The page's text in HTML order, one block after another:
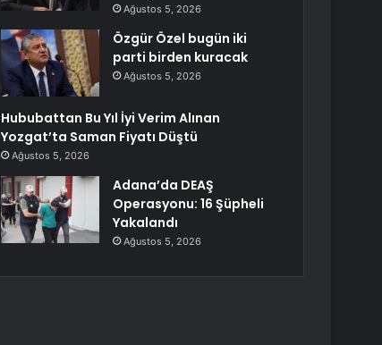
Ağustos 5, 2026
Özgür Özel bugün iki
parti birden kuracak
Ağustos 5, 2026
Hububattan Bu Yıl İyi Verim Alınan
Yozgat’ta Saman Fiyatı Düştü
Ağustos 5, 2026
Adana’da DEAŞ
Operasyonu: 16 Şüpheli
Yakalandı
Ağustos 5, 2026